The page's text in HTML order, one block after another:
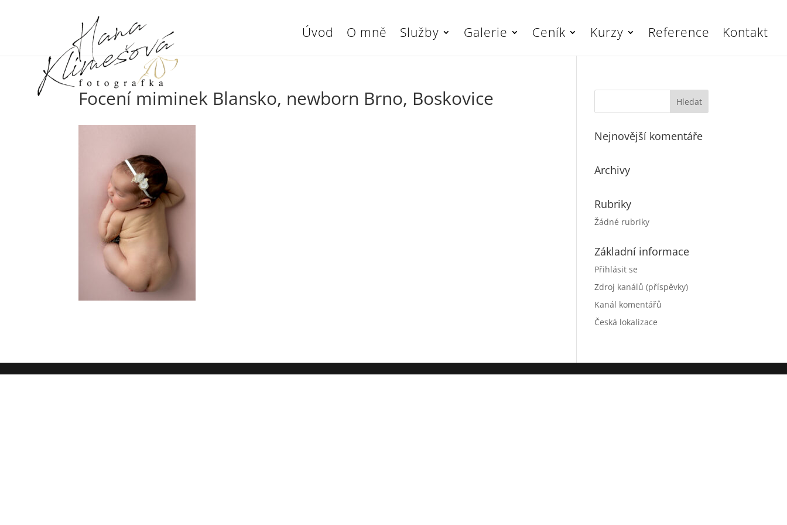
Úvod O mně Služby Galerie Ceník Kurzy Reference Kontakt
Focení miminek Blansko, newborn Brno, Boskovice
Nejnovější komentáře
Archivy
Rubriky
Žádné rubriky
Základní informace
Přihlásit se
Zdroj kanálů (příspěvky)
Kanál komentářů
Česká lokalizace